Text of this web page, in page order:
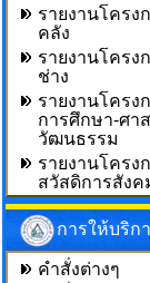
รายงานโครง
คลัง
รายงานโครง
ช่าง
รายงานโครง
การศึกษา-ศา
วัฒนธรรม
รายงานโครง
สวัสดิการสังค
การให้บริก
คำสั่งต่างๆ